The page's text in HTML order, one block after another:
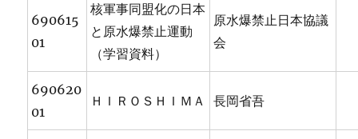
690615
01
核軍事同盟化の日本
と原水爆禁止運動
（学習資料）
原水爆禁止日本協議
会
690620
01
ＨＩＲＯＳＨＩＭＡ 長岡省吾